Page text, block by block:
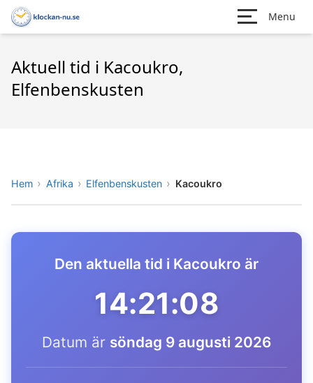
Menu
Aktuell tid i Kacoukro,
Elfenbenskusten
Hem Afrika Elfenbenskusten Kacoukro
Den aktuella tid i Kacoukro är
14:21:08
Datum är söndag 9 augusti 2026